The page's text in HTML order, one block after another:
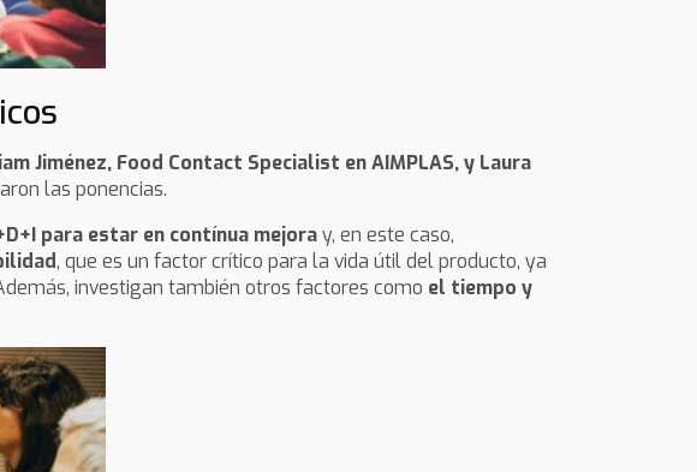
Jiménez, Food Contact Specialist en AIMPLAS, y Laura
las ponencias.
para estar en contínua mejoray, en este caso,
, que es un factor crítico para la vida útil del producto, ya
investigan también otros factores como el tiempo y